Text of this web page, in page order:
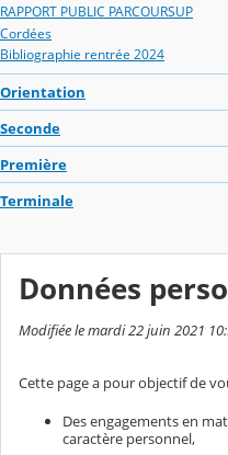
RAPPORT PUBLIC PARCOURSUP
Cordées
Bibliographie rentrée 2024
Orientation
Seconde
Première
Terminale
Données
Modifiée le mardi 22 juin 2021
Cette page a pour objectif de
Des engagements en
caractère personnel,